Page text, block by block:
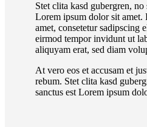
Stet clita kasd gubergren, no
Lorem ipsum dolor sit amet.
amet, consetetur sadipscing
eirmod tempor invidunt ut
aliquyam erat, sed diam
At vero eos et accusam et
rebum. Stet clita kasd
sanctus est Lorem ipsum